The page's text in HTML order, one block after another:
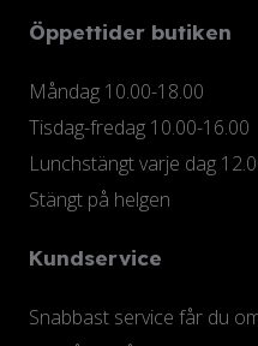
Öppettider butiken
Måndag 10.00-18.00
Tisdag-fredag 10.00-16.00
Lunchstängt varje dag
Stängt på helgen
Kundservice
Snabbast service får du